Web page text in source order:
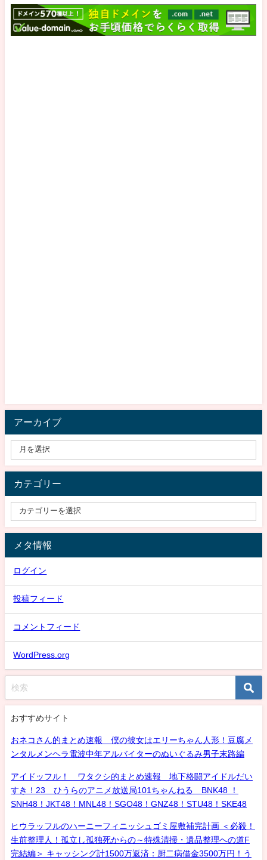
アーカイブ
カテゴリー
メタ情報
ログイン
投稿フィード
コメントフィード
WordPress.org
おすすめサイト
おネコさん的まとめ速報 僕の彼女はエリーちゃん人形！豆腐メ
ンタルメンヘラ電波中年アルバイターのぬいぐるみ男子末路編
アイドッフル！ ワタクシ的まとめ速報 地下格闘アイドルだい
すき！23 ひうらのアニメ放送局101ちゃんねる BNK48 ！
SNH48！JKT48！MNL48！SGO48！GNZ48！STU48！SKE48
ヒウラッフルのハーニーフィニッシュゴミ屋敷補完計画 ＜必殺！
生前整理人！孤立し孤独死からの～特殊清掃・遺品整理への道F
完結編＞ キャッシング計1500万返済：厨二病借金3500万円！う